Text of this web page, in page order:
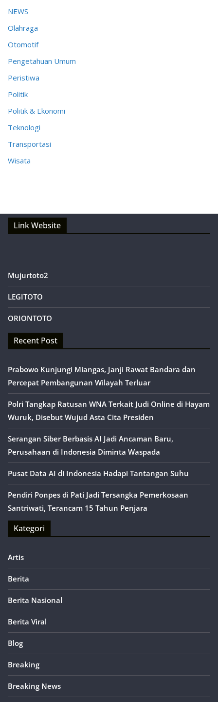
NEWS
Olahraga
Otomotif
Pengetahuan Umum
Peristiwa
Politik
Politik & Ekonomi
Teknologi
Transportasi
Wisata
Link Website
Mujurtoto2
LEGITOTO
ORIONTOTO
Recent Post
Prabowo Kunjungi Miangas, Janji Rawat Bandara dan
Percepat Pembangunan Wilayah Terluar
Polri Tangkap Ratusan WNA Terkait Judi Online di Hayam
Wuruk, Disebut Wujud Asta Cita Presiden
Serangan Siber Berbasis AI Jadi Ancaman Baru,
Perusahaan di Indonesia Diminta Waspada
Pusat Data AI di Indonesia Hadapi Tantangan Suhu
Pendiri Ponpes di Pati Jadi Tersangka Pemerkosaan
Santriwati, Terancam 15 Tahun Penjara
Kategori
Artis
Berita
Berita Nasional
Berita Viral
Blog
Breaking
Breaking News